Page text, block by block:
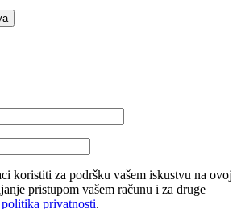
koristiti za podršku vašem iskustvu na ovoj
pristupom vašem računu i za druge
politika privatnosti.